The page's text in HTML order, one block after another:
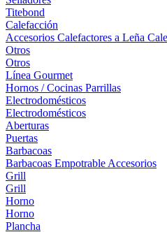
Titebond
Calefacción
Accesorios Calefactores a Leña
Otros
Otros
Línea Gourmet
Hornos / Cocinas Parrillas
Electrodomésticos
Electrodomésticos
Aberturas
Puertas
Barbacoas
Barbacoas Empotrable Accesorios
Grill
Grill
Horno
Horno
Plancha